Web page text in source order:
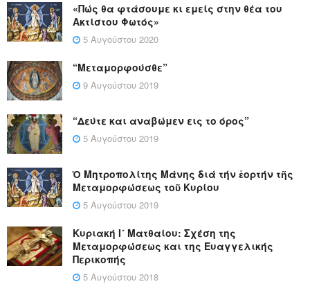
«Πώς θα φτάσουμε κι εμείς στην θέα του
Ακτίστου Φωτός»
5 Αυγούστου 2020
“Μεταμορφούσθε”
9 Αυγούστου 2019
“Δεύτε και αναβώμεν εις το όρος”
5 Αυγούστου 2019
Ὁ Μητροπολίτης Μάνης διά τήν ἑορτήν τῆς
Μεταμορφώσεως τοῦ Κυρίου
5 Αυγούστου 2019
Κυριακή Ι´ Ματθαίου: Σχέση της
Μεταμορφώσεως και της Ευαγγελικής
Περικοπής
5 Αυγούστου 2018